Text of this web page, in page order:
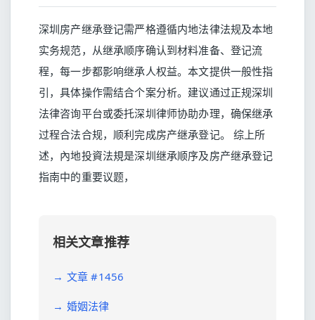
深圳房产继承登记需严格遵循内地法律法规及本地
实务规范，从继承顺序确认到材料准备、登记流
程，每一步都影响继承人权益。本文提供一般性指
引，具体操作需结合个案分析。建议通过正规深圳
法律咨询平台或委托深圳律师协助办理，确保继承
过程合法合规，顺利完成房产继承登记。 综上所
述，內地投資法規是深圳继承顺序及房产继承登记
指南中的重要议题，
相关文章推荐
→ 文章 #1456
→ 婚姻法律